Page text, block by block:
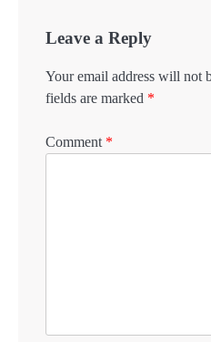
Leave a Reply
Your email address will not
fields are marked *
Comment *